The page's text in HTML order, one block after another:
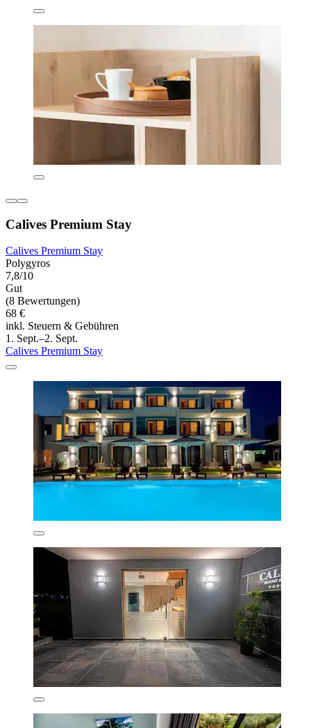
Calives Premium Stay
Calives Premium Stay
Polygyros
7,8/10
Gut
(8 Bewertungen)
68 €
inkl. Steuern & Gebühren
1. Sept.–2. Sept.
Calives Premium Stay